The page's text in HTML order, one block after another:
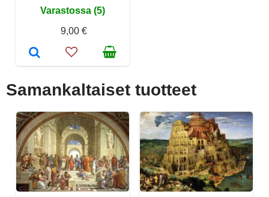
Varastossa (5)
9,00 €
Samankaltaiset tuotteet